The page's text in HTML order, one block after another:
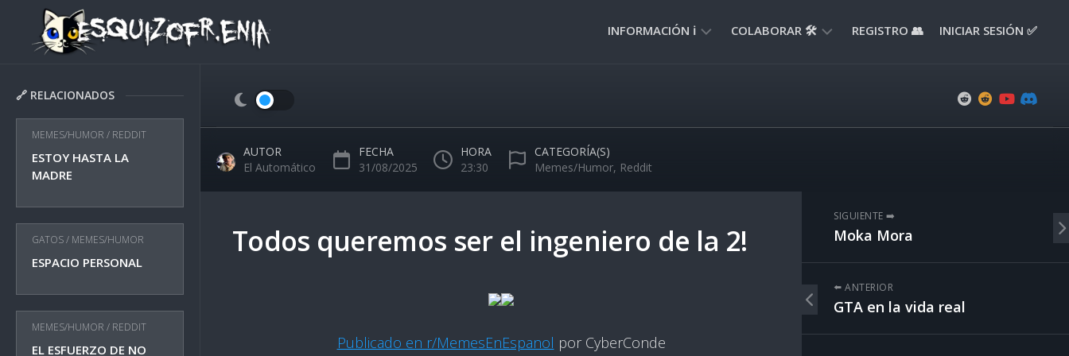
content
INFORMACIÓN ℹ️
NORMAS
USO
🚸
COLABORAR 🛠️ REGISTRO 👥 INICIAR SESIÓN ✅
🔗 RELACIONADOS
MEMES/HUMOR / REDDIT
ESTOY HASTA LA
MADRE
GATOS/ MEMES/HUMOR
ESPACIO PERSONAL
MEMES/HUMOR / REDDIT
EL ESFUERZO DE NO
AUTOR
El Automático
FECHA
31/08/2025
HORA
23:30
CATEGORÍA(S)
Memes/Humor, Reddit
Todos queremos ser el ingeniero de la 2!
Publicado en r/MemesEnEspanol por CyberConde
SIGUIENTE ➡️
Moka Mora
⬅️ ANTERIOR
GTA en la vida real